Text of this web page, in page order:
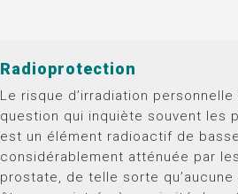
Radioprotection
Le risque d’irradiation
question qui inquiète souvent les
est un élément radioactif de
considérablement atténuée par
prostate, de telle sorte